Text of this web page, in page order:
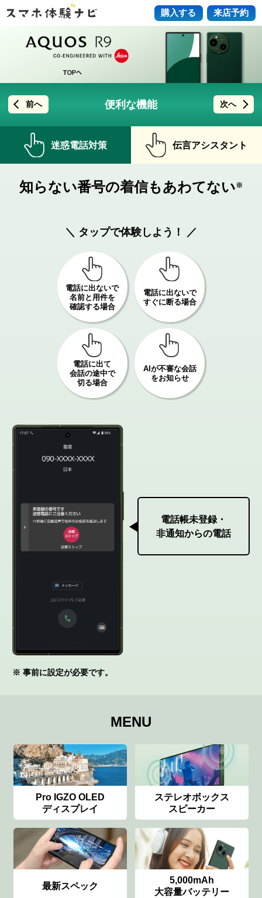
購入する 来店予約
便利な機能 次へ
前へ
迷惑電話対策 伝言アシスタント
知らない番号の着信もあわてない※
＼ タップで体験しよう！ ／
電話に出ないで
名前と用件を
確認する場合
電話に出ないで
すぐに断る場合
電話に出て
会話の途中で
切る場合
AIが不審な会話
をお知らせ
電話帳未登録・
非通知からの電話
※ 事前に設定が必要です。
MENU
Pro IGZO OLED
ディスプレイ
ステレオボックス
スピーカー
最新スペック
5,000mAh
大容量バッテリー